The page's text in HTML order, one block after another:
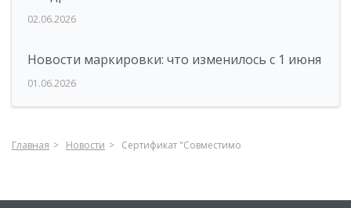
02.06.2026
Новости маркировки: что изменилось с 1 июня
01.06.2026
Главная Новости Сертификат "Совместимо